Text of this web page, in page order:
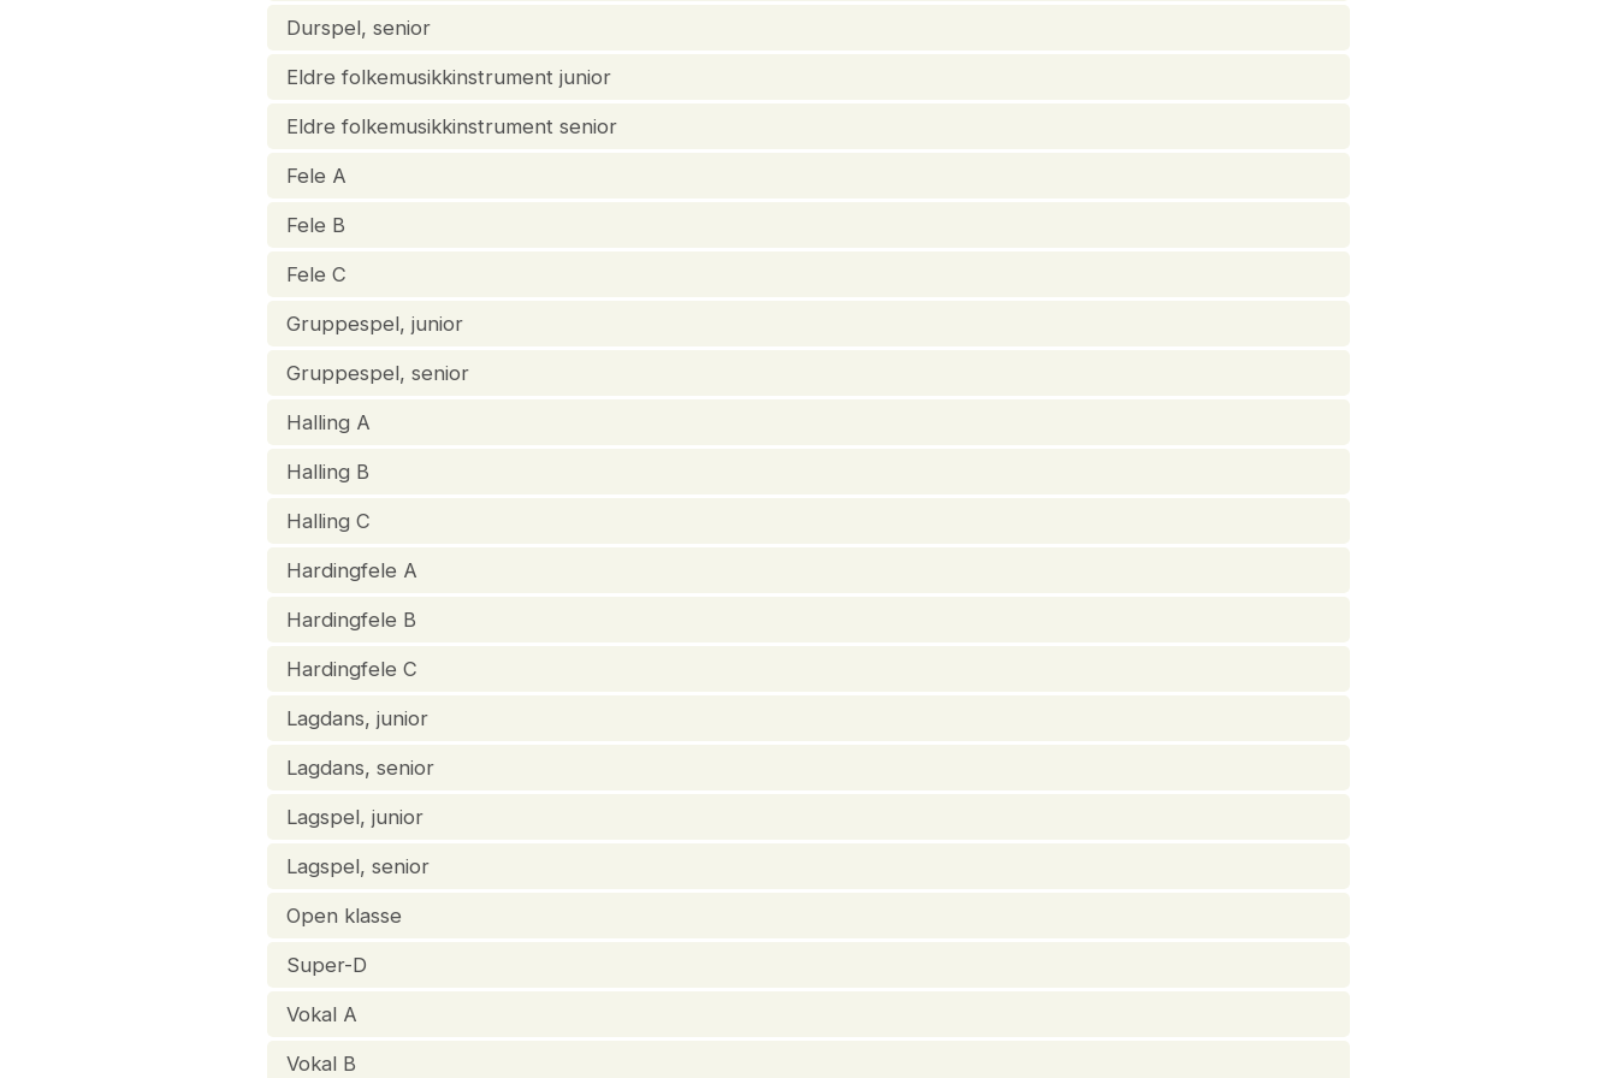
Durspel, senior
Eldre folkemusikkinstrument junior
Eldre folkemusikkinstrument senior
Fele A
Fele B
Fele C
Gruppespel, junior
Gruppespel, senior
Halling A
Halling B
Halling C
Hardingfele A
Hardingfele B
Hardingfele C
Lagdans, junior
Lagdans, senior
Lagspel, junior
Lagspel, senior
Open klasse
Super-D
Vokal A
Vokal B